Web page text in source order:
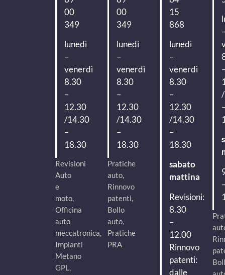
00
349
lunedì
–
venerdì
8.30
–
12.30
/14.30
–
18.30
Revisioni
Auto
e
moto,
Officina
auto
meccatronica,
Impianti
Metano
GPL,
00
349
lunedì
–
venerdì
8.30
–
12.30
/14.30
–
18.30
Pratiche
auto,
Rinnovo
patenti,
Bollo
auto,
Pratiche
PRA
15
868
lunedì
–
venerdì
8.30
–
12.30
/14.30
–
18.30
sabato
mattina
Revisioni:
8.30
–
12.00
Rinnovo
patenti:
dalle